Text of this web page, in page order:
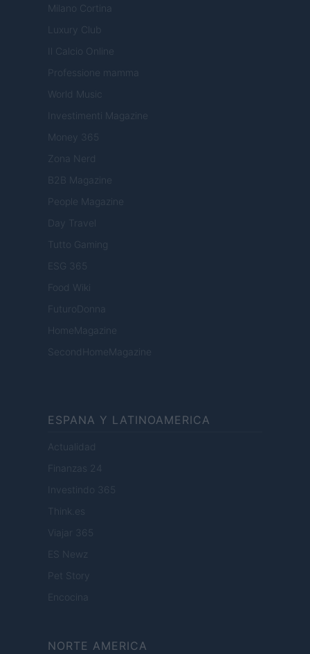
Milano Cortina
Luxury Club
Il Calcio Online
Professione mamma
World Music
Investimenti Magazine
Money 365
Zona Nerd
B2B Magazine
People Magazine
Day Travel
Tutto Gaming
ESG 365
Food Wiki
FuturoDonna
HomeMagazine
SecondHomeMagazine
ESPANA Y LATINOAMERICA
Actualidad
Finanzas 24
Investindo 365
Think.es
Viajar 365
ES Newz
Pet Story
Encocina
NORTE AMERICA